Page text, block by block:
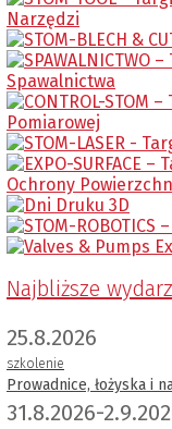
Najbliższe
25.8.2026
szkolenie
Prowadnice, łożyska i
31.8.2026-